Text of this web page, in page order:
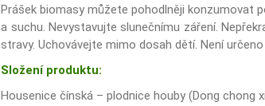
Prášek biomasy můžete pohodlněji konzumovat
a suchu. Nevystavujte slunečnímu záření.
stravy. Uchovávejte mimo dosah dětí. Není
Složení produktu:
Housenice čínská – plodnice houby (Dong chong